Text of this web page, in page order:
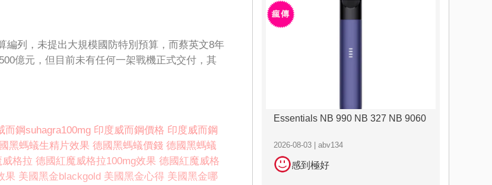
編列，未提出大規模國防特別預算，而蔡英文8年
億元，但目前未有任何一架戰機正式交付，其
而鋼suhagra100mg 印度威而鋼價格 印度威而鋼
黑螞蟻生精片效果 德國黑螞蟻價錢 德國黑螞蟻
格拉 德國紅魔威格拉100mg效果 德國紅魔威格
果 美國黑金blackgold 美國黑金心得 美國黑金哪
Essentials NB 990 NB 327 NB 9060
2026-08-03 | abv134
感到極好